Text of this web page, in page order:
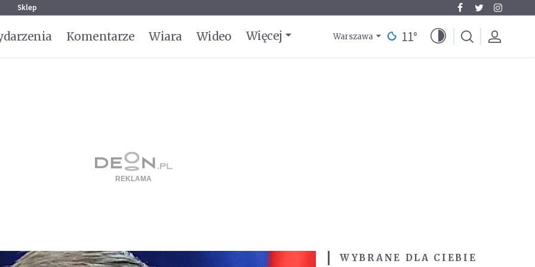
Sklep
Komentarze Wiara Wideo Więcej Warszawa 11°
WYBRANE DLA CIEBIE